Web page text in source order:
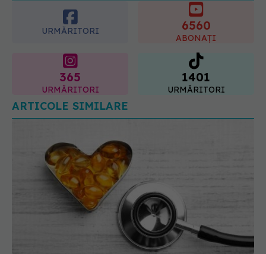
URMĂRITORI 6560
ABONAȚI
365
URMĂRITORI
1401
URMĂRITORI
ARTICOLE SIMILARE